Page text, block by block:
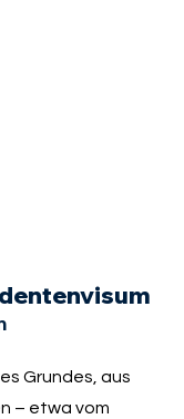
Grundes, aus
– etwa vom